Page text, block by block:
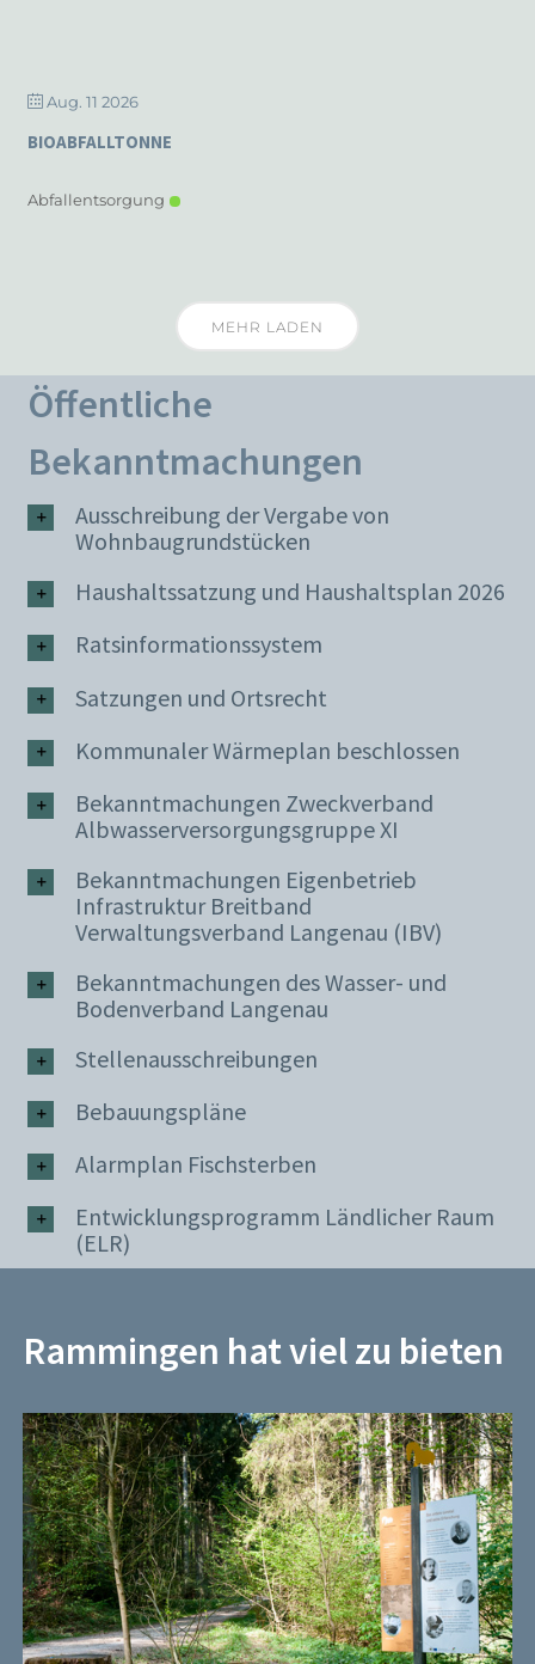
Aug. 11 2026
BIOABFALLTONNE
Abfallentsorgung
MEHR LADEN
Öffentliche
Bekanntmachungen
Ausschreibung der Vergabe von
Wohnbaugrundstücken
Haushaltssatzung und Haushaltsplan 2026
Ratsinformationssystem
Satzungen und Ortsrecht
Kommunaler Wärmeplan beschlossen
Bekanntmachungen Zweckverband
Albwasserversorgungsgruppe XI
Bekanntmachungen Eigenbetrieb
Infrastruktur Breitband
Verwaltungsverband Langenau (IBV)
Bekanntmachungen des Wasser- und
Bodenverband Langenau
Stellenausschreibungen
Bebauungspläne
Alarmplan Fischsterben
Entwicklungsprogramm Ländlicher Raum
(ELR)
Rammingen hat viel zu bieten